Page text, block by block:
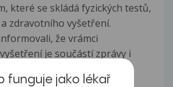
které se skládá fyzických testů,
zdravotního vyšetření.
že vrámci
je součástí zprávy i
panna....
funguje jako lékař